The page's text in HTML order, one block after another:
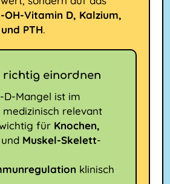
OH-Vitamin D, Kalzium,
PTH.
richtig einordnen
D-Mangel ist im
medizinisch relevant
für Knochen,
und Muskel-Skelett-
klinisch